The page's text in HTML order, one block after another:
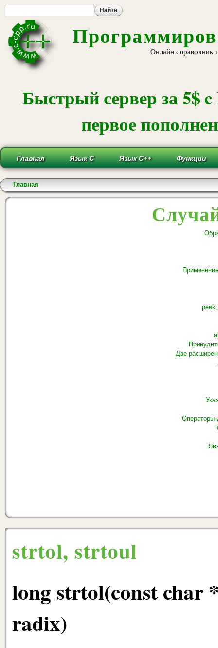
Онлайн справочник
Быстрый сервер за 5$
первое
Главная Язык С Язык С++ Функции
Вы здесь
Главная
Две
Операторы
strtol, strtoul
long strtol(const
radix)